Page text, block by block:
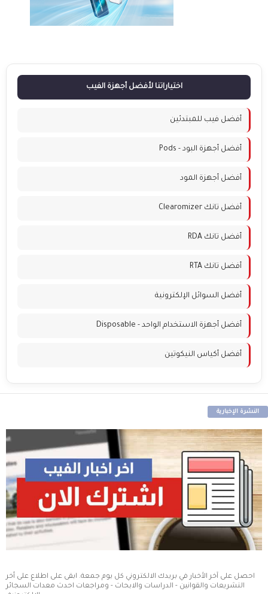
اختياراتنا لأفضل أجهزة الفيب
أفضل فيب للمبتدئين
أفضل أجهزة البود - Pods
أفضل أجهزة المود
أفضل تانك Clearomizer
أفضل تانك RDA
أفضل تانك RTA
أفضل السوائل الإلكترونية
أفضل أجهزة الاستخدام الواحد - Disposable
أفضل أكياس النيكوتين
النشرة الإخبارية
احصل على آخر الأخبار في بريدك الالكتروني كل يوم جمعة. ابقى على اطلاع على أخر
التشريعات والقوانين - الدراسات والابحاث - ومراجعات احدث معدات السجائر